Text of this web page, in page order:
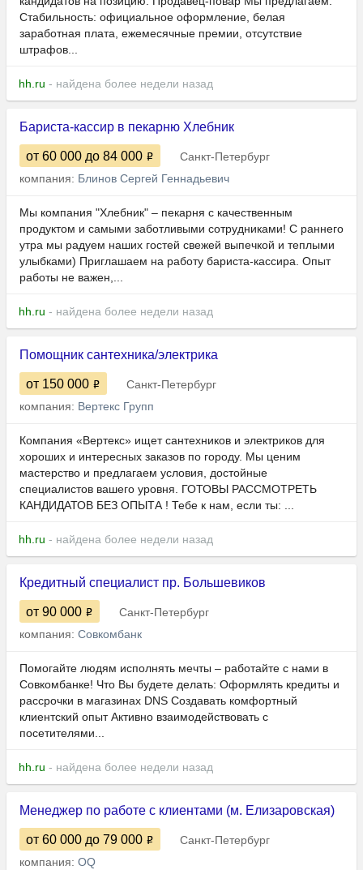
Стабильность: официальное оформление, белая
заработная плата, ежемесячные премии, отсутствие
штрафов...
hh.ru - найдена более недели назад
Бариста-кассир в пекарню Хлебник
от 60 000 до 84 000
Санкт-Петербург
компания: Блинов Сергей Геннадьевич
Мы компания "Хлебник" – пекарня с качественным
продуктом и самыми заботливыми сотрудниками! С раннего
утра мы радуем наших гостей свежей выпечкой и теплыми
улыбками) Приглашаем на работу бариста-кассира. Опыт
работы не важен,...
hh.ru - найдена более недели назад
Помощник сантехника/электрика
от 150 000
Санкт-Петербург
компания: Вертекс Групп
Компания «Вертекс» ищет сантехников и электриков для
хороших и интересных заказов по городу. Мы ценим
мастерство и предлагаем условия, достойные
специалистов вашего уровня. ГОТОВЫ РАССМОТРЕТЬ
КАНДИДАТОВ БЕЗ ОПЫТА ! Тебе к нам, если ты: ...
hh.ru - найдена более недели назад
Кредитный специалист пр. Большевиков
от 90 000
Санкт-Петербург
компания: Совкомбанк
Помогайте людям исполнять мечты – работайте с нами в
Совкомбанке! ​​​​​​Что Вы будете делать: Оформлять кредиты и
рассрочки в магазинах DNS Создавать комфортный
клиентский опыт Активно взаимодействовать с
посетителями...
hh.ru - найдена более недели назад
Менеджер по работе с клиентами (м. Елизаровская)
от 60 000 до 79 000
Санкт-Петербург
компания: OQ